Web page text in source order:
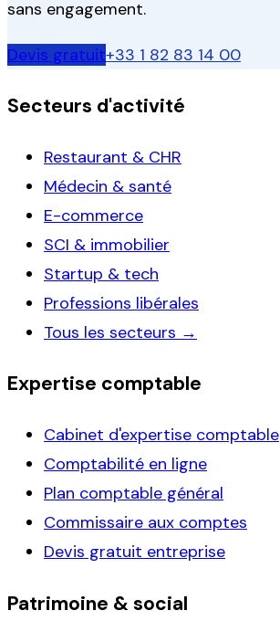
sans engagement.
Devis gratuit+33 1 82 83 14 00
Secteurs d'activité
Restaurant & CHR
Médecin & santé
E-commerce
SCI & immobilier
Startup & tech
Professions libérales
Tous les secteurs →
Expertise comptable
Cabinet d'expertise comptable
Comptabilité en ligne
Plan comptable général
Commissaire aux comptes
Devis gratuit entreprise
Patrimoine & social